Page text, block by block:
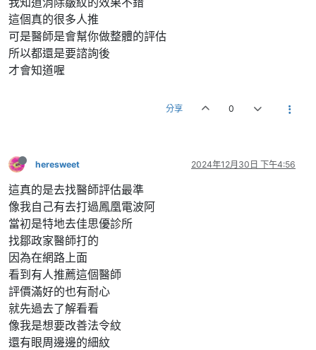
這個真的很多人推
可是醫師是會幫你做整體的評估
所以都還是要諮詢後
才會知道喔
分享 0
heresweet 2024年12月30日 下午4:56
這真的是去找醫師評估最準
像我自己有去打過鳳凰電波阿
當初是特地去佳思優診所
找鄒政家醫師打的
因為在網路上面
看到有人推薦這個醫師
評價滿好的也有耐心
就先過去了解看看
像我是想要改善法令紋
還有眼周邊邊的細紋